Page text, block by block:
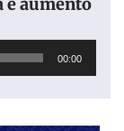
e aumento
00:00